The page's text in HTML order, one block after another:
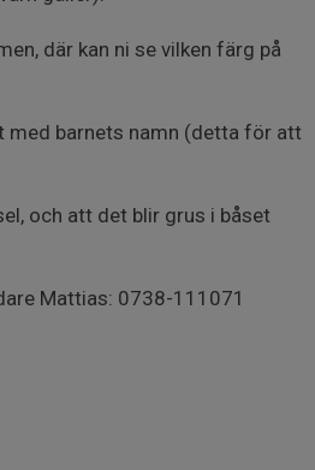
där kan ni se vilken färg på
med barnets namn (detta för att
och att det blir grus i båset
Mattias: 0738-111071